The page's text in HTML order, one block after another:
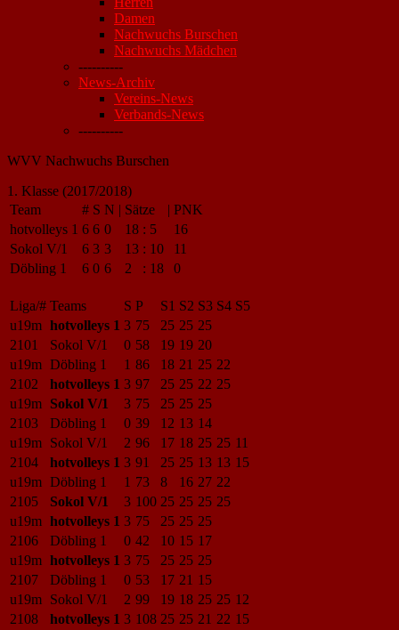
Damen
Nachwuchs Burschen
Nachwuchs Mädchen
----------
News-Archiv
Vereins-News
Verbands-News
----------
WVV Nachwuchs Burschen
1. Klasse (2017/2018)
Team
# S N | Sätze | PNK
hotvolleys 1 6 6 0 18 : 5
16
Sokol V/1
6 3 3 13 : 10
11
Döbling 1
6 0 6 2 : 18 0
Liga/# Teams S P S1 S2 S3 S4 S5
u19m hotvolleys 1 3 75 25 25 25
2101
Sokol V/1 0 58 19 19 20
u19m Döbling 1 1 86 18 21 25 22
2102
hotvolleys 1 3 97 25 25 22 25
u19m Sokol V/1 3 75 25 25 25
2103
Döbling 1 0 39 12 13 14
u19m Sokol V/1 2 96 17 18 25 25 11
2104
hotvolleys 1 3 91 25 25 13 13 15
u19m Döbling 1 1 73 8 16 27 22
2105
Sokol V/1 3 100 25 25 25 25
u19m hotvolleys 1 3 75 25 25 25
2106
Döbling 1 0 42 10 15 17
u19m hotvolleys 1 3 75 25 25 25
2107
Döbling 1 0 53 17 21 15
u19m Sokol V/1 2 99 19 18 25 25 12
2108
hotvolleys 1 3 108 25 25 21 22 15